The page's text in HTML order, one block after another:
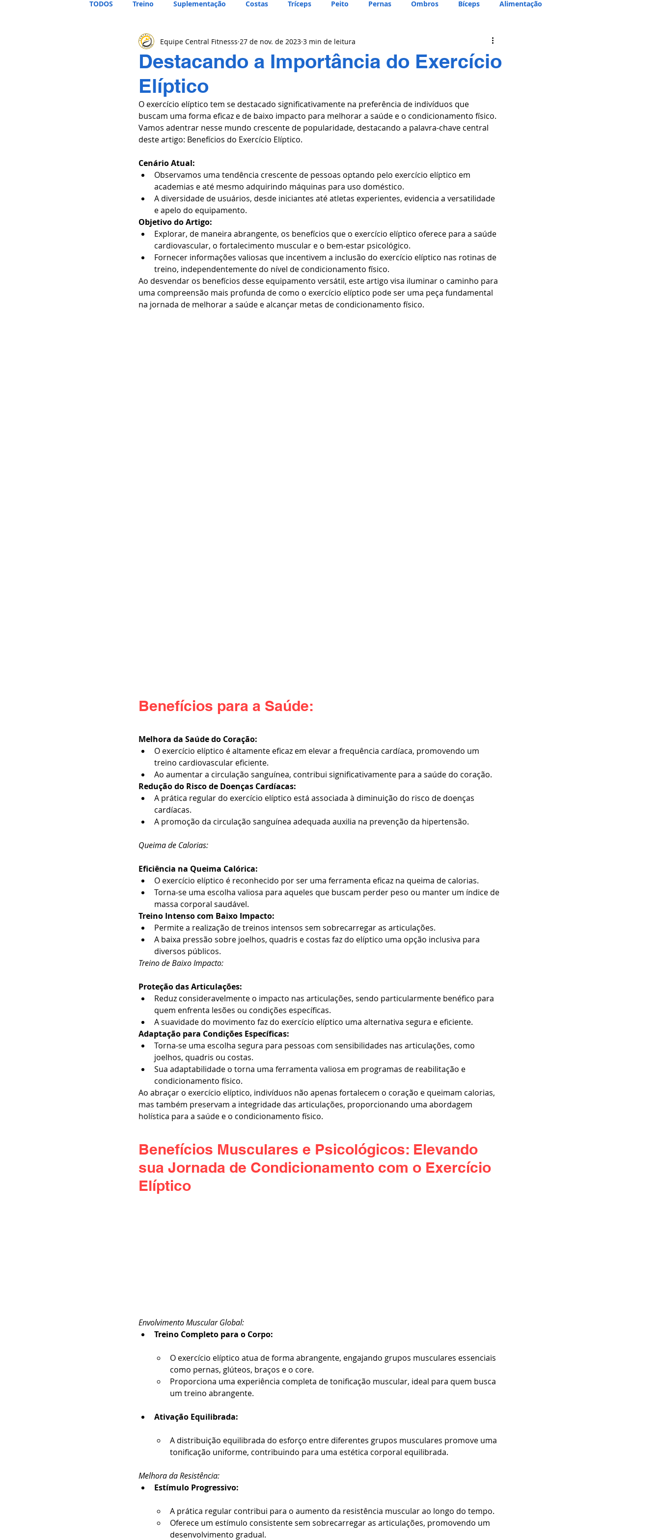
TODOS Treino Suplementação Costas Tríceps Peito Pernas Ombros Bíceps Alimentação
Destacando a Importância do Exercício
Elíptico
Equipe Central Fitnesss 27 de nov. de 2023 3 min de leitura
O exercício elíptico tem se destacado significativamente na preferência de indivíduos que
buscam uma forma eficaz e de baixo impacto para melhorar a saúde e o condicionamento físico.
Vamos adentrar nesse mundo crescente de popularidade, destacando a palavra-chave central
deste artigo: Benefícios do Exercício Elíptico.
Cenário Atual:
Observamos uma tendência crescente de pessoas optando pelo exercício elíptico em
academias e até mesmo adquirindo máquinas para uso doméstico.
A diversidade de usuários, desde iniciantes até atletas experientes, evidencia a versatilidade
e apelo do equipamento.
Objetivo do Artigo:
Explorar, de maneira abrangente, os benefícios que o exercício elíptico oferece para a saúde
cardiovascular, o fortalecimento muscular e o bem-estar psicológico.
Fornecer informações valiosas que incentivem a inclusão do exercício elíptico nas rotinas de
treino, independentemente do nível de condicionamento físico.
Ao desvendar os benefícios desse equipamento versátil, este artigo visa iluminar o caminho para
uma compreensão mais profunda de como o exercício elíptico pode ser uma peça fundamental
na jornada de melhorar a saúde e alcançar metas de condicionamento físico.
Benefícios para a Saúde:
Melhora da Saúde do Coração:
O exercício elíptico é altamente eficaz em elevar a frequência cardíaca, promovendo um
treino cardiovascular eficiente.
Ao aumentar a circulação sanguínea, contribui significativamente para a saúde do coração.
Redução do Risco de Doenças Cardíacas:
A prática regular do exercício elíptico está associada à diminuição do risco de doenças
cardíacas.
A promoção da circulação sanguínea adequada auxilia na prevenção da hipertensão.
Queima de Calorias:
Eficiência na Queima Calórica:
O exercício elíptico é reconhecido por ser uma ferramenta eficaz na queima de calorias.
Torna-se uma escolha valiosa para aqueles que buscam perder peso ou manter um índice de
massa corporal saudável.
Treino Intenso com Baixo Impacto:
Permite a realização de treinos intensos sem sobrecarregar as articulações.
A baixa pressão sobre joelhos, quadris e costas faz do elíptico uma opção inclusiva para
diversos públicos.
Treino de Baixo Impacto:
Proteção das Articulações:
Reduz consideravelmente o impacto nas articulações, sendo particularmente benéfico para
quem enfrenta lesões ou condições específicas.
A suavidade do movimento faz do exercício elíptico uma alternativa segura e eficiente.
Adaptação para Condições Específicas:
Torna-se uma escolha segura para pessoas com sensibilidades nas articulações, como
joelhos, quadris ou costas.
Sua adaptabilidade o torna uma ferramenta valiosa em programas de reabilitação e
condicionamento físico.
Ao abraçar o exercício elíptico, indivíduos não apenas fortalecem o coração e queimam calorias,
mas também preservam a integridade das articulações, proporcionando uma abordagem
holística para a saúde e o condicionamento físico.
Benefícios Musculares e Psicológicos: Elevando
sua Jornada de Condicionamento com o Exercício
Elíptico
Envolvimento Muscular Global:
Treino Completo para o Corpo:
O exercício elíptico atua de forma abrangente, engajando grupos musculares essenciais
como pernas, glúteos, braços e o core.
Proporciona uma experiência completa de tonificação muscular, ideal para quem busca
um treino abrangente.
Ativação Equilibrada:
A distribuição equilibrada do esforço entre diferentes grupos musculares promove uma
tonificação uniforme, contribuindo para uma estética corporal equilibrada.
Melhora da Resistência:
Estímulo Progressivo:
A prática regular contribui para o aumento da resistência muscular ao longo do tempo.
Oferece um estímulo consistente sem sobrecarregar as articulações, promovendo um
desenvolvimento gradual.